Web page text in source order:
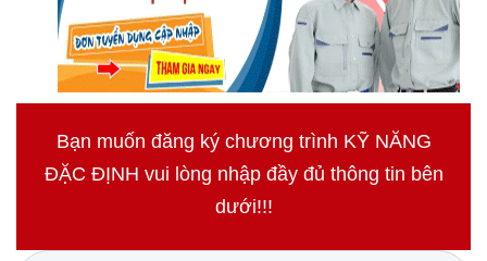
Bạn muốn đăng ký chương trình KỸ NĂNG
ĐẶC ĐỊNH vui lòng nhập đầy đủ thông tin bên
dưới!!!